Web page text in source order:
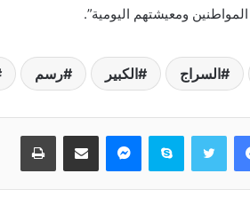
ومعيشتهم اليومية”.
السراج الكبير رسم
فيسبوك تويتر سكايب ماسنجر مشاركة عبر البريد طباعة